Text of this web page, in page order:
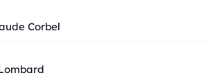
Corbel